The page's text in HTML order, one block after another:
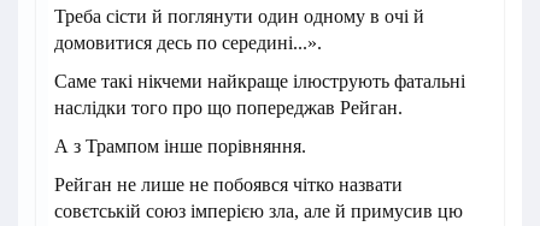
Треба сісти й поглянути один одному в очі й
домовитися десь по середині...».
Саме такі нікчеми найкраще ілюструють фатальні
наслідки того про що попереджав Рейган.
А з Трампом інше порівняння.
Рейган не лише не побоявся чітко назвати
совєтській союз імперією зла, але й примусив цю